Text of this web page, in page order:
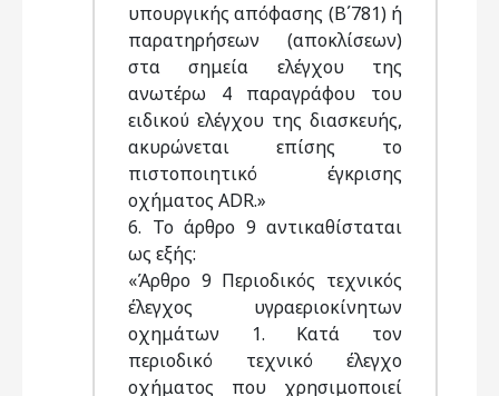
υπουργικής απόφασης (Β΄781) ή
παρατηρήσεων (αποκλίσεων)
στα σημεία ελέγχου της
ανωτέρω 4 παραγράφου του
ειδικού ελέγχου της διασκευής,
ακυρώνεται επίσης το
πιστοποιητικό έγκρισης
οχήματος ADR.»
6. Το άρθρο 9 αντικαθίσταται
ως εξής:
«Άρθρο 9 Περιοδικός τεχνικός
έλεγχος υγραεριοκίνητων
οχημάτων 1. Κατά τον
περιοδικό τεχνικό έλεγχο
οχήματος που χρησιμοποιεί